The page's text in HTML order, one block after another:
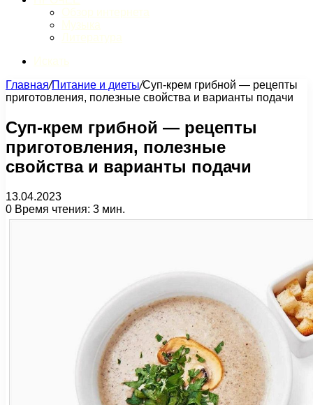
Главная/Питание и диеты/Суп-крем грибной — рецепты
приготовления, полезные свойства и варианты подачи
Суп-крем грибной — рецепты
приготовления, полезные
свойства и варианты подачи
13.04.2023
0 Время чтения: 3 мин.